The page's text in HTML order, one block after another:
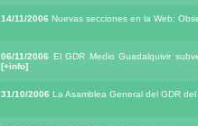
14/11/2006 Nuevas secciones en la Web:
06/11/2006 El GDR Medio Guadalquivir
[+info]
31/10/2006 La Asamblea General del GDR